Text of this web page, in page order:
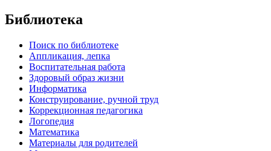
Библиотека
Поиск по библиотеке
Аппликация, лепка
Воспитательная работа
Здоровый образ жизни
Информатика
Конструирование, ручной труд
Коррекционная педагогика
Логопедия
Математика
Материалы для родителей